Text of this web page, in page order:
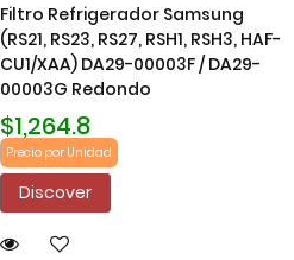
Filtro Refrigerador Samsung
(RS21, RS23, RS27, RSH1, RSH3, HAF-
CU1/XAA) DA29-00003F / DA29-
00003G Redondo
$1,264.8
Precio por Unidad
Discover